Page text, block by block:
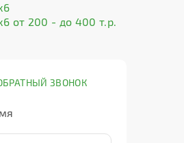
от 200 - до 400 т.р.
ЗВОНОК